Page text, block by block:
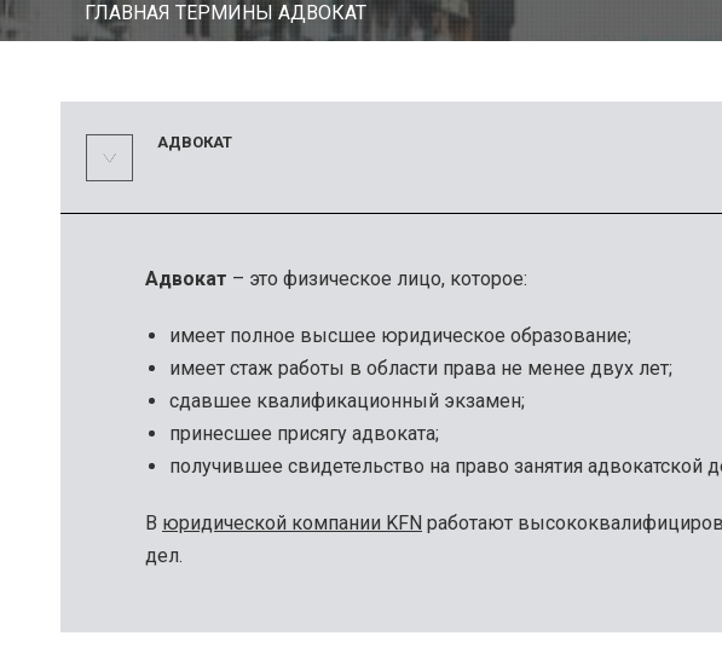
ГЛАВНАЯ ТЕРМИНЫ АДВОКАТ
АДВОКАТ
Адвокат – это физическое лицо, которое:
имеет полное высшее юридическое образование;
имеет стаж работы в области права не менее двух лет;
сдавшее квалификационный экзамен;
принесшее присягу адвоката;
получившее свидетельство на право занятия адвокатской
В юридической компании KFN работают
дел.